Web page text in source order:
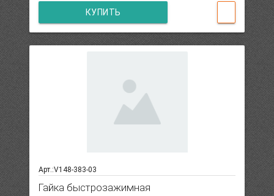
КУПИТЬ
Арт.:V148-383-03
Гайка быстрозажимная